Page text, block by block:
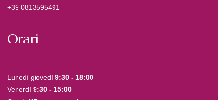
+39 0813595491
Orari
Lunedì giovedì 9:30 - 18:00
Venerdì 9:30 - 15:00